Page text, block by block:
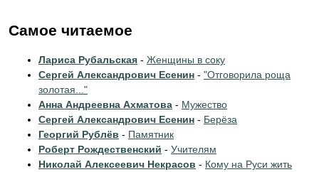
Самое читаемое
Лариса Рубальская - Женщины в соку
Сергей Александрович Есенин - "Отговорила роща
золотая..."
Анна Андреевна Ахматова - Мужество
Сергей Александрович Есенин - Берёза
Георгий Рублёв - Памятник
Роберт Рождественский - Учителям
Николай Алексеевич Некрасов - Кому на Руси жить